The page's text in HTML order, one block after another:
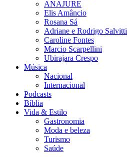
ANAJURE
Elis Amâncio
Rosana Sá
Adriane e Rodrigo Salvitti
Caroline Fontes
Marcio Scarpellini
Ubirajara Crespo
Música
Nacional
Internacional
Podcasts
Bíblia
Vida & Estilo
Gastronomia
Moda e beleza
Turismo
Saúde